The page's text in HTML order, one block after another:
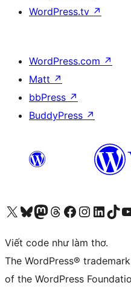
WordPress.tv ↗
WordPress.com ↗
Matt ↗
bbPress ↗
BuddyPress ↗
Truy cập tài khoản X (trước đây là Twitter) của chúng tôiVisit our Bluesky account
Visit our Mastodon account
Visit our Threads account
Xem trang Facebook của chúng tôiTruy cập tài khoản Instagram của chúng tôiTruy cập tài khoản LinkedIn của chúng tôiVisit ourTruy cập kênh
Viết code như làm thơ.
The WordPress®
of the WordPress